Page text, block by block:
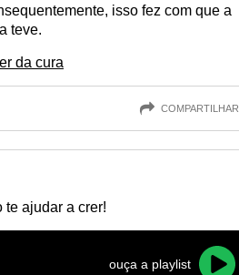
isso fez com que a
teve.
da cura
COMPARTILHAR
te ajudar a crer!
ouça a playlist